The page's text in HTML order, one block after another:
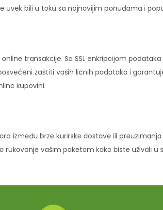
uvek bili u toku sa najnovijim ponudama i
transakcije. Sa SSL enkripcijom
zaštiti vaših ličnih podataka i
kupovini.
brze kurirske dostave ili
vašim paketom kako biste uživali u